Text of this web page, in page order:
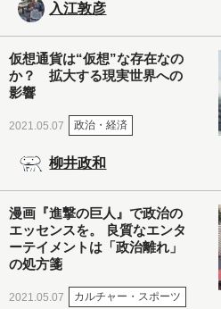
入江敦彦
仮想通貨は“仮想”な存在なの
か？ 拡大する現実世界への
影響
2021.05.07 政治・経済
柳井政和
漫画『進撃の巨人』で政治の
エッセンスを。 良質なエンタ
ーテイメントは「政治離れ」
の処方箋
2021.05.07 カルチャー・スポーツ